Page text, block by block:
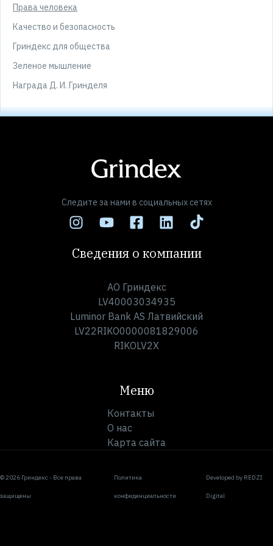
Права человека
Качество и безопасность
Гриндекс для общества
Зеленое мышление
Награда Д. И. Гринделя
Следите за нами в социальных сетях
Сведения о компании
АО Гриндекс
LV40003034935
Luminor Bank AS Латвийский
LV22RIKO0000081829006
RIKOLV2X
Меню
Контакты
О нас
Карта сайта
© 2026 Гриндекс - Все права
защищены
Политика
конфиденциальности
Developed by REDZI
Digital